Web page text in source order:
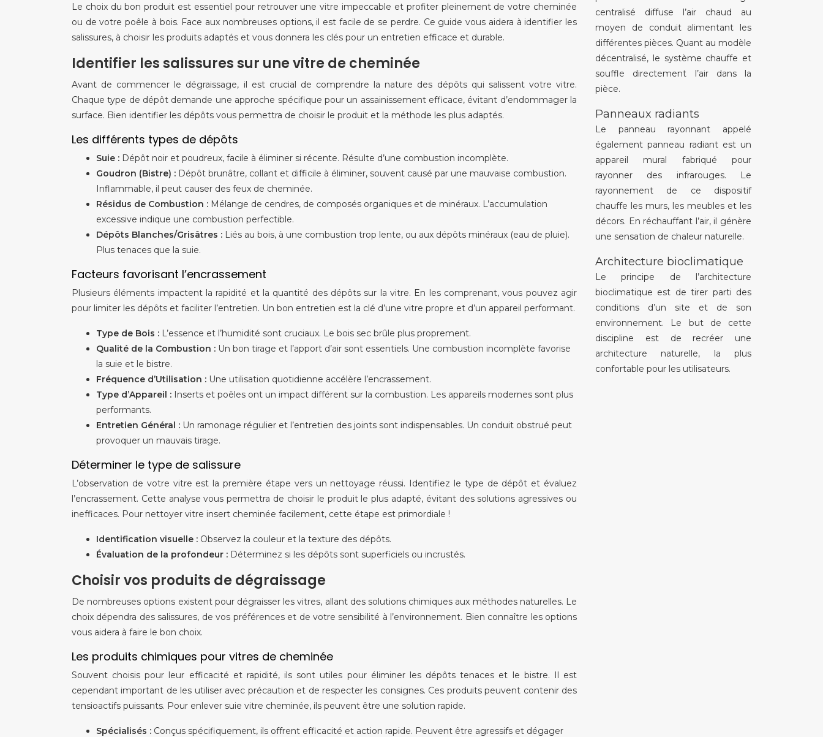
Le choix du bon produit est essentiel pour retrouver une vitre impeccable et profiter pleinement de votre cheminée
ou de votre poêle à bois. Face aux nombreuses options, il est facile de se perdre. Ce guide vous aidera à identifier les
salissures, à choisir les produits adaptés et vous donnera les clés pour un entretien efficace et durable.
Identifier les salissures sur une vitre de cheminée
Avant de commencer le dégraissage, il est crucial de comprendre la nature des dépôts qui salissent votre vitre.
Chaque type de dépôt demande une approche spécifique pour un assainissement efficace, évitant d’endommager la
surface. Bien identifier les dépôts vous permettra de choisir le produit et la méthode les plus adaptés.
Les différents types de dépôts
Suie : Dépôt noir et poudreux, facile à éliminer si récente. Résulte d’une combustion incomplète.
Goudron (Bistre) : Dépôt brunâtre, collant et difficile à éliminer, souvent causé par une mauvaise combustion.
Inflammable, il peut causer des feux de cheminée.
Résidus de Combustion : Mélange de cendres, de composés organiques et de minéraux. L’accumulation
excessive indique une combustion perfectible.
Dépôts Blanches/Grisâtres : Liés au bois, à une combustion trop lente, ou aux dépôts minéraux (eau de pluie).
Plus tenaces que la suie.
Facteurs favorisant l’encrassement
Plusieurs éléments impactent la rapidité et la quantité des dépôts sur la vitre. En les comprenant, vous pouvez agir
pour limiter les dépôts et faciliter l’entretien. Un bon entretien est la clé d’une vitre propre et d’un appareil performant.
Type de Bois : L’essence et l’humidité sont cruciaux. Le bois sec brûle plus proprement.
Qualité de la Combustion : Un bon tirage et l’apport d’air sont essentiels. Une combustion incomplète favorise
la suie et le bistre.
Fréquence d’Utilisation : Une utilisation quotidienne accélère l’encrassement.
Type d’Appareil : Inserts et poêles ont un impact différent sur la combustion. Les appareils modernes sont plus
performants.
Entretien Général : Un ramonage régulier et l’entretien des joints sont indispensables. Un conduit obstrué peut
provoquer un mauvais tirage.
Déterminer le type de salissure
L’observation de votre vitre est la première étape vers un nettoyage réussi. Identifiez le type de dépôt et évaluez
l’encrassement. Cette analyse vous permettra de choisir le produit le plus adapté, évitant des solutions agressives ou
inefficaces. Pour nettoyer vitre insert cheminée facilement, cette étape est primordiale !
Identification visuelle : Observez la couleur et la texture des dépôts.
Évaluation de la profondeur : Déterminez si les dépôts sont superficiels ou incrustés.
Choisir vos produits de dégraissage
De nombreuses options existent pour dégraisser les vitres, allant des solutions chimiques aux méthodes naturelles. Le
choix dépendra des salissures, de vos préférences et de votre sensibilité à l’environnement. Bien connaître les options
vous aidera à faire le bon choix.
Les produits chimiques pour vitres de cheminée
Souvent choisis pour leur efficacité et rapidité, ils sont utiles pour éliminer les dépôts tenaces et le bistre. Il est
cependant important de les utiliser avec précaution et de respecter les consignes. Ces produits peuvent contenir des
tensioactifs puissants. Pour enlever suie vitre cheminée, ils peuvent être une solution rapide.
Spécialisés : Conçus spécifiquement, ils offrent efficacité et action rapide. Peuvent être agressifs et dégager
centralisé diffuse l’air chaud au
moyen de conduit alimentant les
différentes pièces. Quant au modèle
décentralisé, le système chauffe et
souffle directement l’air dans la
pièce.
Panneaux radiants
Le panneau rayonnant appelé
également panneau radiant est un
appareil mural fabriqué pour
rayonner des infrarouges. Le
rayonnement de ce dispositif
chauffe les murs, les meubles et les
décors. En réchauffant l’air, il génère
une sensation de chaleur naturelle.
Architecture bioclimatique
Le principe de l’architecture
bioclimatique est de tirer parti des
conditions d’un site et de son
environnement. Le but de cette
discipline est de recréer une
architecture naturelle, la plus
confortable pour les utilisateurs.